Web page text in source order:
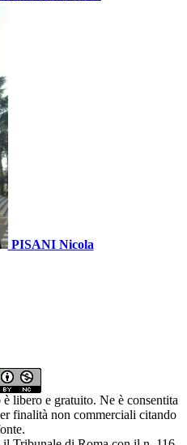
PISANI Nicola
libero e gratuito. Ne è consentita
finalità non commerciali citando